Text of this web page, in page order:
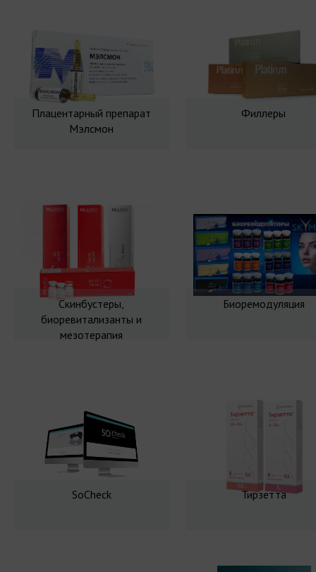
Плацентарный препарат
Мэлсмон
Филлеры
Скинбустеры,
биоревитализанты и
мезотерапия
Биоремодуляция
SoCheck Тирзетта